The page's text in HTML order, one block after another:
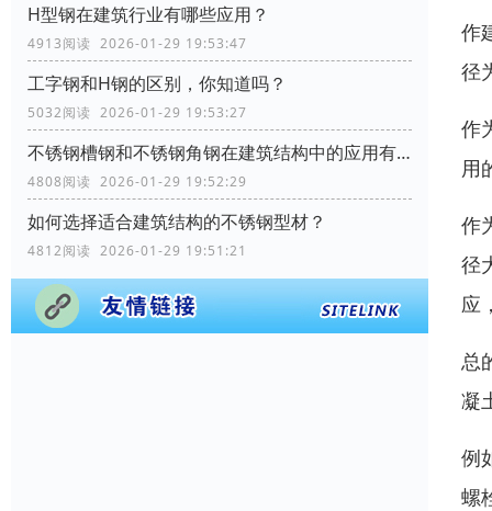
H型钢在建筑行业有哪些应用？
4913阅读 2026-01-29 19:53:47
工字钢和H钢的区别，你知道吗？
5032阅读 2026-01-29 19:53:27
不锈钢槽钢和不锈钢角钢在建筑结构中的应用有何区别？
4808阅读 2026-01-29 19:52:29
如何选择适合建筑结构的不锈钢型材？
4812阅读 2026-01-29 19:51:21
作
径
作
用
作
径
应
总
凝
例
螺